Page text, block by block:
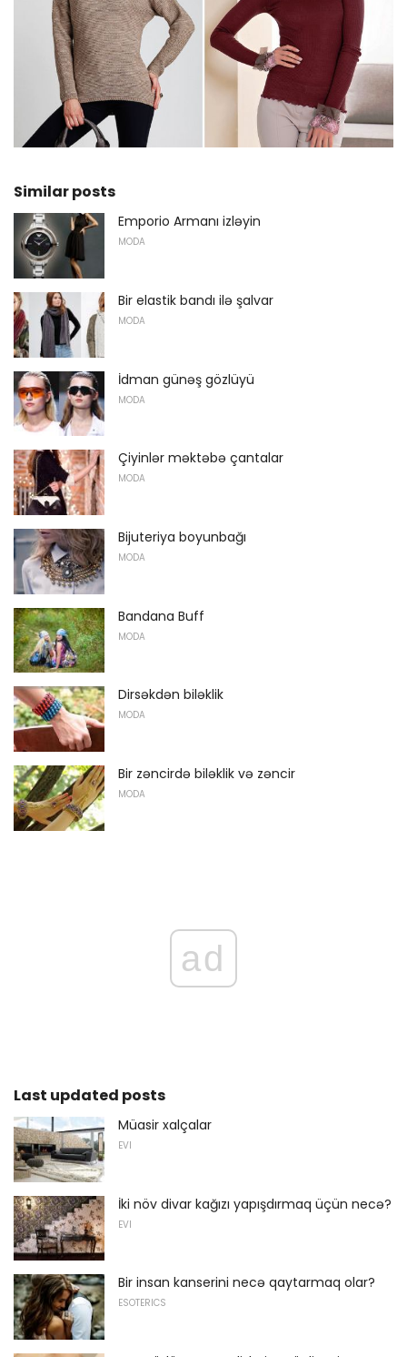
Similar posts
Emporio Armanı izləyin
MODA
Bir elastik bandı ilə şalvar
MODA
İdman günəş gözlüyü
MODA
Çiyinlər məktəbə çantalar
MODA
Bijuteriya boyunbağı
MODA
Bandana Buff
MODA
Dirsəkdən biləklik
MODA
Bir zəncirdə biləklik və zəncir
MODA
ad
Last updated posts
Müasir xalçalar
EVI
İki növ divar kağızı yapışdırmaq üçün necə?
EVI
Bir insan kanserini necə qaytarmaq olar?
ESOTERICS